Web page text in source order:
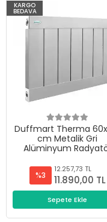
KARGO
BEDAVA
Duffmart Therma
cm Metalik Gri
Alüminyum
%3
12.257,73 TL
11.890,00 TL
Sepete Ekle